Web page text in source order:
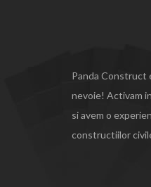
Panda Construct
nevoie! Activam
si avem o
constructiilor